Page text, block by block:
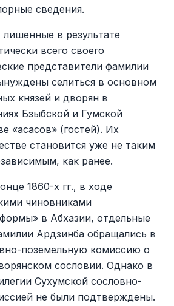
сведения.
лишенные в результате
всего своего
представители фамилии
селиться в основном
князей и дворян в
Бзыбской и Гумской
«асасов» (гостей). Их
становится уже не таким
как ранее.
1860-х гг., в ходе
чиновниками
в Абхазии, отдельные
Ардзинба обращались в
поземельную комиссию о
сословии. Однако в
Сухумской сословно-
не были подтверждены.